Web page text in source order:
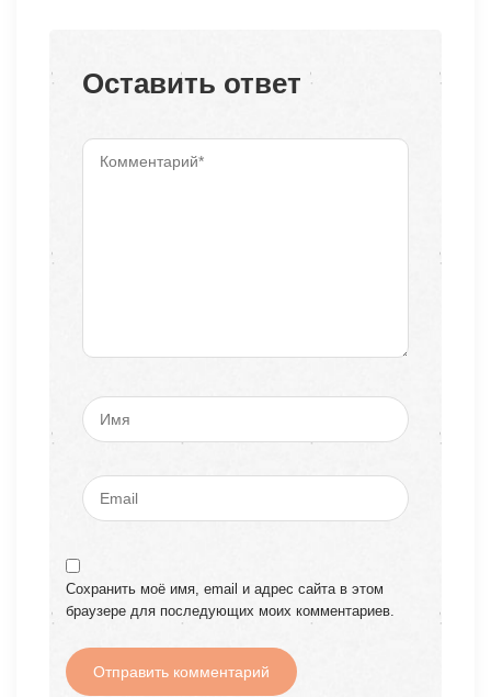
Оставить ответ
Сохранить моё имя, email и адрес сайта в этом
браузере для последующих моих комментариев.